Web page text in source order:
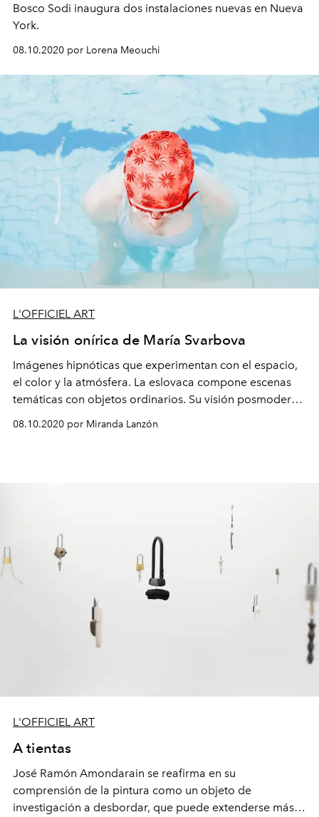
Bosco Sodi inaugura dos instalaciones nuevas en Nueva
York.
08.10.2020 por Lorena Meouchi
L'OFFICIEL ART
La visión onírica de María Svarbova
Imágenes hipnóticas que experimentan con el espacio,
el color y la atmósfera. La eslovaca compone escenas
temáticas con objetos ordinarios. Su visión posmoderna
articula con valentía un diálogo que obliga al
espectador a responder al misterio, la soledad y el
08.10.2020 por Miranda Lanzón
L'OFFICIEL ART
A tientas
José Ramón Amondarain se reafirma en su
comprensión de la pintura como un objeto de
investigación a desbordar, que puede extenderse más